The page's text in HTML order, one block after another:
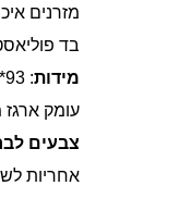
מזרנים
בד
מידות: 93*201 ס”מ, גובה 53 ס”מ, גודל מיטת חבר 190*90 ס”מ.
עומק ארגז
צבעים
אחריות